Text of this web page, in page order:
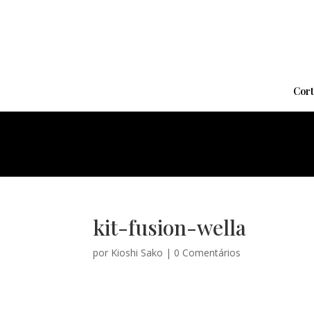
kit-fusion-wella
por Kioshi Sako | 0 Comentários